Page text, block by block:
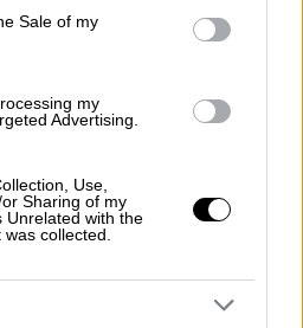
Sale of my
my
Advertising.
Use,
Sharing of my
Unrelated with the
collected.Ποιοι οι
έως τις 31